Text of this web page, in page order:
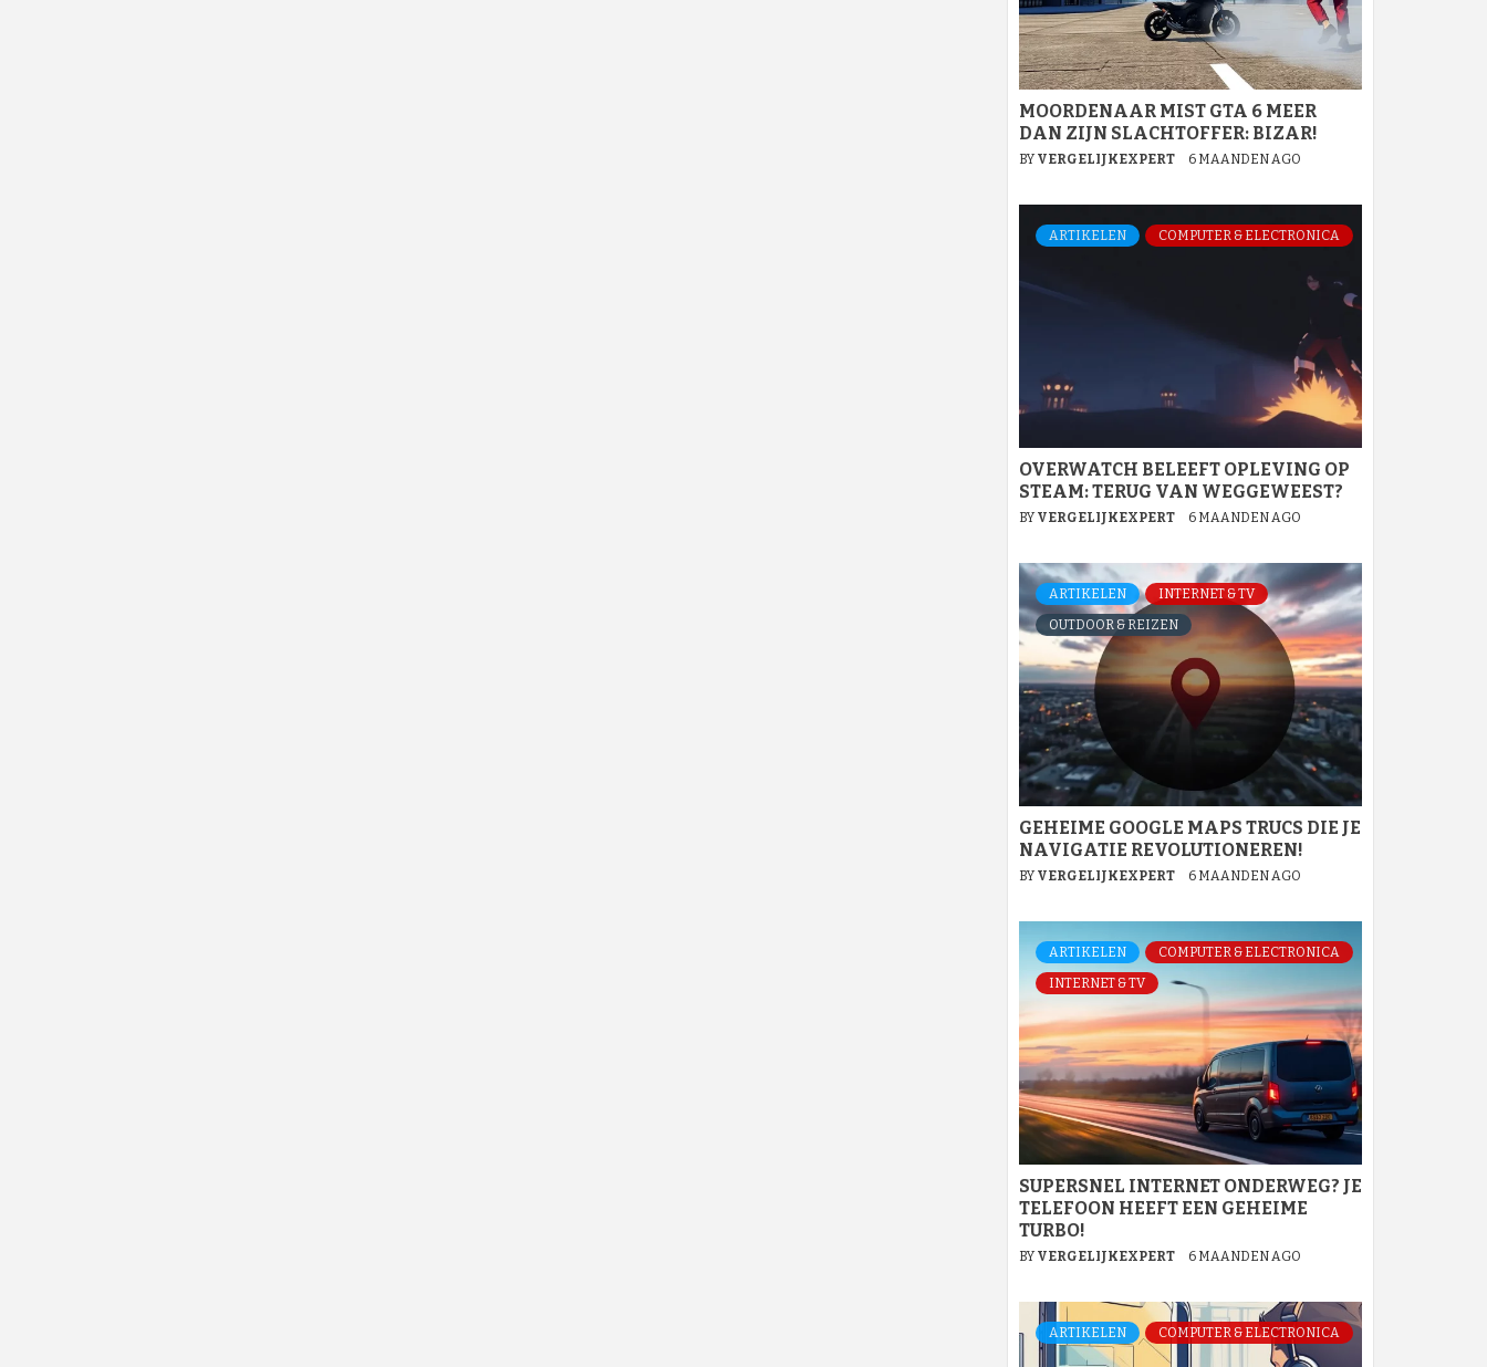
MOORDENAAR MIST GTA 6 MEER
DAN ZIJN SLACHTOFFER: BIZAR!
BY VERGELIJKEXPERT 6 MAANDEN AGO
ARTIKELEN COMPUTER & ELECTRONICA
OVERWATCH BELEEFT OPLEVING OP
STEAM: TERUG VAN WEGGEWEEST?
BY VERGELIJKEXPERT 6 MAANDEN AGO
ARTIKELEN
INTERNET & TV
OUTDOOR & REIZEN
GEHEIME GOOGLE MAPS TRUCS DIE JE
NAVIGATIE REVOLUTIONEREN!
BY VERGELIJKEXPERT 6 MAANDEN AGO
ARTIKELEN
COMPUTER & ELECTRONICA
INTERNET & TV
SUPERSNEL INTERNET ONDERWEG? JE
TELEFOON HEEFT EEN GEHEIME
TURBO!
BY VERGELIJKEXPERT 6 MAANDEN AGO
ARTIKELEN COMPUTER & ELECTRONICA